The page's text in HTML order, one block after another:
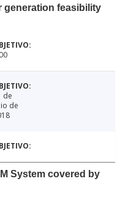
generation feasibility
de
de
System covered by